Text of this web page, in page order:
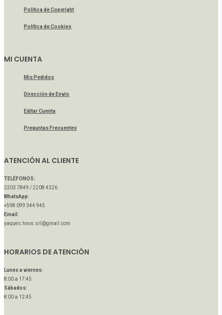
Política de Copyright
Política de Cookies
MI CUENTA
Mis Pedidos
Dirección de Envío
Editar Cuenta
Preguntas Frecuentes
ATENCIÓN AL CLIENTE
TELÉFONOS:
2203 7849 / 2208 4326
WhatsApp:
+598 099 344 945
Email:
yaques.hnos.srl@gmail.com
HORARIOS DE ATENCIÓN
Lunes a viernes:
8:00 a 17:45
Sábados:
8:00 a 12:45